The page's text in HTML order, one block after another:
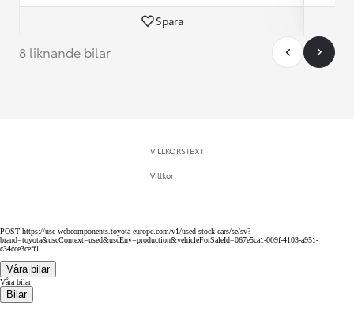
Spara
8 liknande bilar
VILLKORSTEXT
Villkor
POST https://usc-webcomponents.toyota-europe.com/v1/used-stock-cars/se/sv?
brand=toyota&uscContext=used&uscEnv=production&vehicleForSaleId=067e5ca1-009f-4103-a951-
c34cce3ceff1
Våra bilar
Våra bilar
Bilar